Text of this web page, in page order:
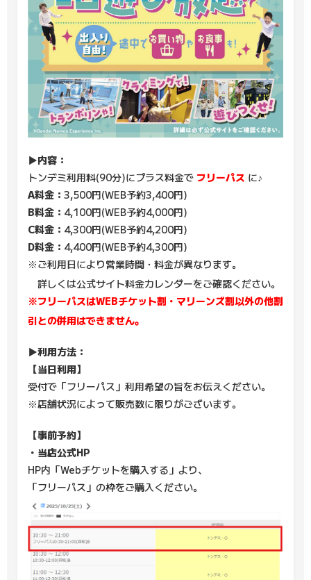
▶内容：
トンデミ利用料(90分)にプラス料金で フリーパス に♪
A料金： 3,500円(WEB予約3,400円)
B料金： 4,100円(WEB予約4,000円)
C料金： 4,300円(WEB予約4,200円)
D料金： 4,400円(WEB予約4,300円)
※ご利用日により営業時間・料金が異なります。
詳しくは公式サイト料金カレンダーをご確認ください。
※フリーパスはWEBチケット割・マリーンズ割以外の他割
引との併用はできません。
▶利用方法：
【当日利用】
受付で「フリーパス」利用希望の旨をお伝えください。
※店舗状況によって販売数に限りがございます。
【事前予約】
・当店公式HP
HP内「Webチケットを購入する」より、
「フリーパス」の枠をご購入ください。